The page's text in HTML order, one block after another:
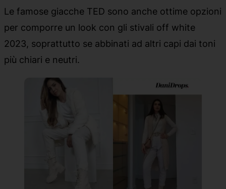
Le famose giacche TED sono anche ottime opzioni
per comporre un look con gli stivali off white
2023, soprattutto se abbinati ad altri capi dai toni
più chiari e neutri.